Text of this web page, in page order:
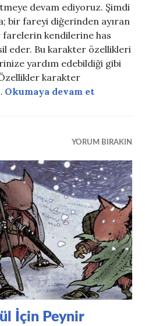
devam ediyoruz. Şimdi
bir fareyi diğerinden ayıran
kendilerine has
eder. Bu karakter özellikleri
yardım edebildiği gibi
karakter
Okumaya devam etHer
YORUM BIRAKIN
İçin Peynir